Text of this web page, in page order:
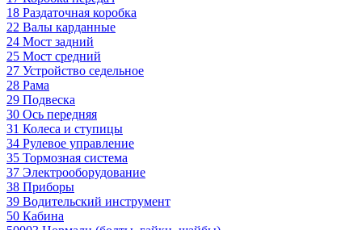
18 Раздаточная коробка
22 Валы карданные
24 Мост задний
25 Мост средний
27 Устройство седельное
28 Рама
29 Подвеска
30 Ось передняя
31 Колеса и ступицы
34 Рулевое управление
35 Тормозная система
37 Электрооборудование
38 Приборы
39 Водительский инструмент
50 Кабина